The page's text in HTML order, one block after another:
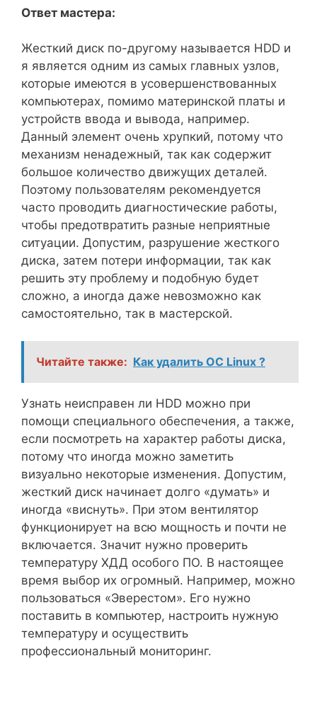
Ответ мастера:
Жесткий диск по-другому называется HDD и
я является одним из самых главных узлов,
которые имеются в усовершенствованных
компьютерах, помимо материнской платы и
устройств ввода и вывода, например.
Данный элемент очень хрупкий, потому что
механизм ненадежный, так как содержит
большое количество движущих деталей.
Поэтому пользователям рекомендуется
часто проводить диагностические работы,
чтобы предотвратить разные неприятные
ситуации. Допустим, разрушение жесткого
диска, затем потери информации, так как
решить эту проблему и подобную будет
сложно, а иногда даже невозможно как
самостоятельно, так в мастерской.
Читайте также: Как удалить ОС Linux ?
Узнать неисправен ли HDD можно при
помощи специального обеспечения, а также,
если посмотреть на характер работы диска,
потому что иногда можно заметить
визуально некоторые изменения. Допустим,
жесткий диск начинает долго «думать» и
иногда «виснуть». При этом вентилятор
функционирует на всю мощность и почти не
включается. Значит нужно проверить
температуру ХДД особого ПО. В настоящее
время выбор их огромный. Например, можно
пользоваться «Эверестом». Его нужно
поставить в компьютер, настроить нужную
температуру и осуществить
профессиональный мониторинг.